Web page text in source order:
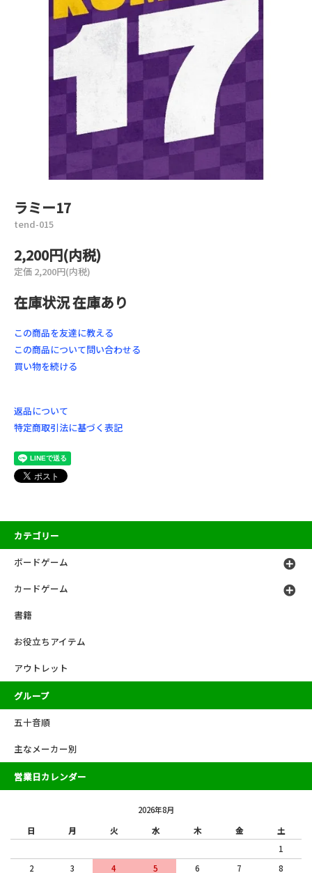
ラミー17
tend-015
2,200円(内税)
定価 2,200円(内税)
在庫状況 在庫あり
この商品を友達に教える
この商品について問い合わせる
買い物を続ける
返品について
特定商取引法に基づく表記
カテゴリー
ボードゲーム
カードゲーム
書籍
お役立ちアイテム
アウトレット
グループ
五十音順
主なメーカー別
営業日カレンダー
2026年8月
日
月 火 水 木 金
土
1
2
3 4 5 6 7
8